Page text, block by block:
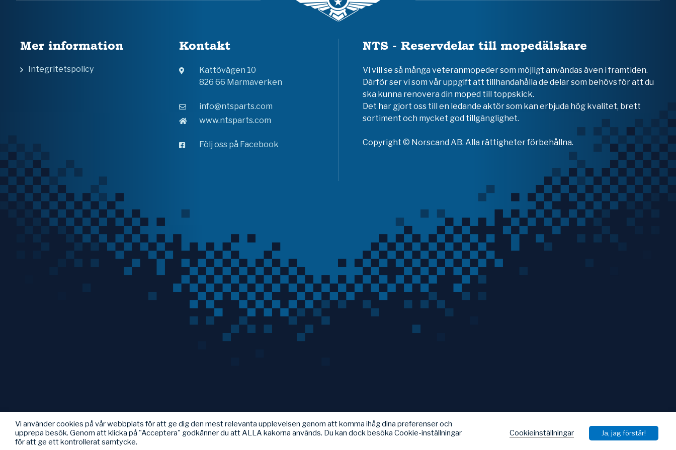
Mer information
Integritetspolicy
Kontakt
Kattövägen 10
826 66 Marmaverken
info@ntsparts.com
www.ntsparts.com
Följ oss på Facebook
NTS - Reservdelar till mopedälskare
Vi vill se så många veteranmopeder som möjligt användas även i framtiden.
Därför ser vi som vår uppgift att tillhandahålla de delar som behövs för att du
ska kunna renovera din moped till toppskick.
Det har gjort oss till en ledande aktör som kan erbjuda hög kvalitet, brett
sortiment och mycket god tillgänglighet.
Copyright © Norscand AB. Alla rättigheter förbehållna.
Vi använder cookies på vår webbplats för att ge dig den mest relevanta upplevelsen genom att komma ihåg dina preferenser och
upprepa besök. Genom att klicka på "Acceptera" godkänner du att ALLA kakorna används. Du kan dock besöka Cookie-inställningar
för att ge ett kontrollerat samtycke.
Cookieinställningar Ja, jag förstår!